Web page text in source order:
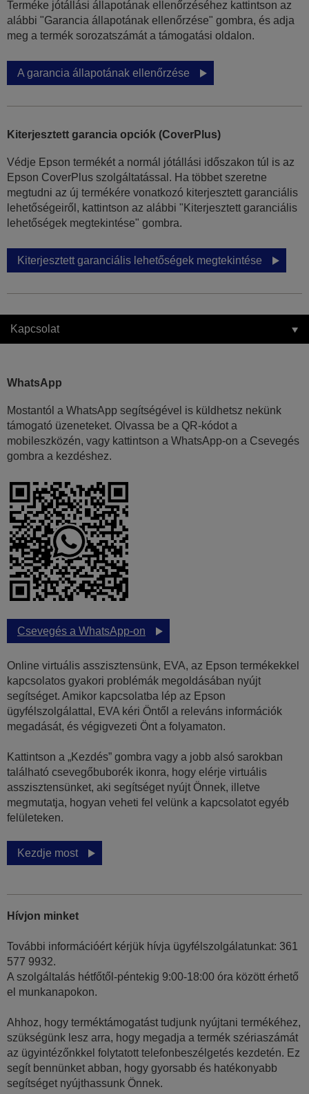
Terméke jótállási állapotának ellenőrzéséhez kattintson az
alábbi "Garancia állapotának ellenőrzése" gombra, és adja
meg a termék sorozatszámát a támogatási oldalon.
A garancia állapotának ellenőrzése
Kiterjesztett garancia opciók (CoverPlus)
Védje Epson termékét a normál jótállási időszakon túl is az
Epson CoverPlus szolgáltatással. Ha többet szeretne
megtudni az új termékére vonatkozó kiterjesztett garanciális
lehetőségeiről, kattintson az alábbi "Kiterjesztett garanciális
lehetőségek megtekintése" gombra.
Kiterjesztett garanciális lehetőségek megtekintése
Kapcsolat
WhatsApp
Mostantól a WhatsApp segítségével is küldhetsz nekünk
támogató üzeneteket. Olvassa be a QR-kódot a
mobileszközén, vagy kattintson a WhatsApp-on a Csevegés
gombra a kezdéshez.
Csevegés a WhatsApp-on
Online virtuális asszisztensünk, EVA, az Epson termékekkel
kapcsolatos gyakori problémák megoldásában nyújt
segítséget. Amikor kapcsolatba lép az Epson
ügyfélszolgálattal, EVA kéri Öntől a releváns információk
megadását, és végigvezeti Önt a folyamaton.
Kattintson a „Kezdés” gombra vagy a jobb alsó sarokban
található csevegőbuborék ikonra, hogy elérje virtuális
asszisztensünket, aki segítséget nyújt Önnek, illetve
megmutatja, hogyan veheti fel velünk a kapcsolatot egyéb
felületeken.
Kezdje most
Hívjon minket
További információért kérjük hívja ügyfélszolgálatunkat: 361
577 9932.
A szolgáltalás hétfőtől-péntekig 9:00-18:00 óra között érhető
el munkanapokon.
Ahhoz, hogy terméktámogatást tudjunk nyújtani termékéhez,
szükségünk lesz arra, hogy megadja a termék szériaszámát
az ügyintézőnkkel folytatott telefonbeszélgetés kezdetén. Ez
segít bennünket abban, hogy gyorsabb és hatékonyabb
segítséget nyújthassunk Önnek.